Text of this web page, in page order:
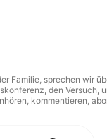
Familie, sprechen wir
den Versuch,
kommentieren,